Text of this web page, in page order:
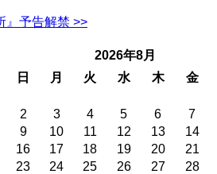
』予告解禁 >>
2026年8月
日
月 火 水 木 金
2
3 4 5 6 7
9
10 11 12 13 14
16
17 18 19 20 21
23
24 25 26 27 28